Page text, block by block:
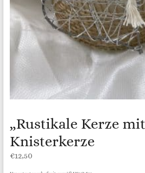
„Rustikale Kerze
Knisterkerze
€12,50